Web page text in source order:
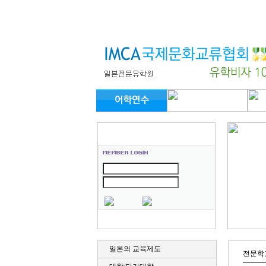
일 본의 교육제도
전문학